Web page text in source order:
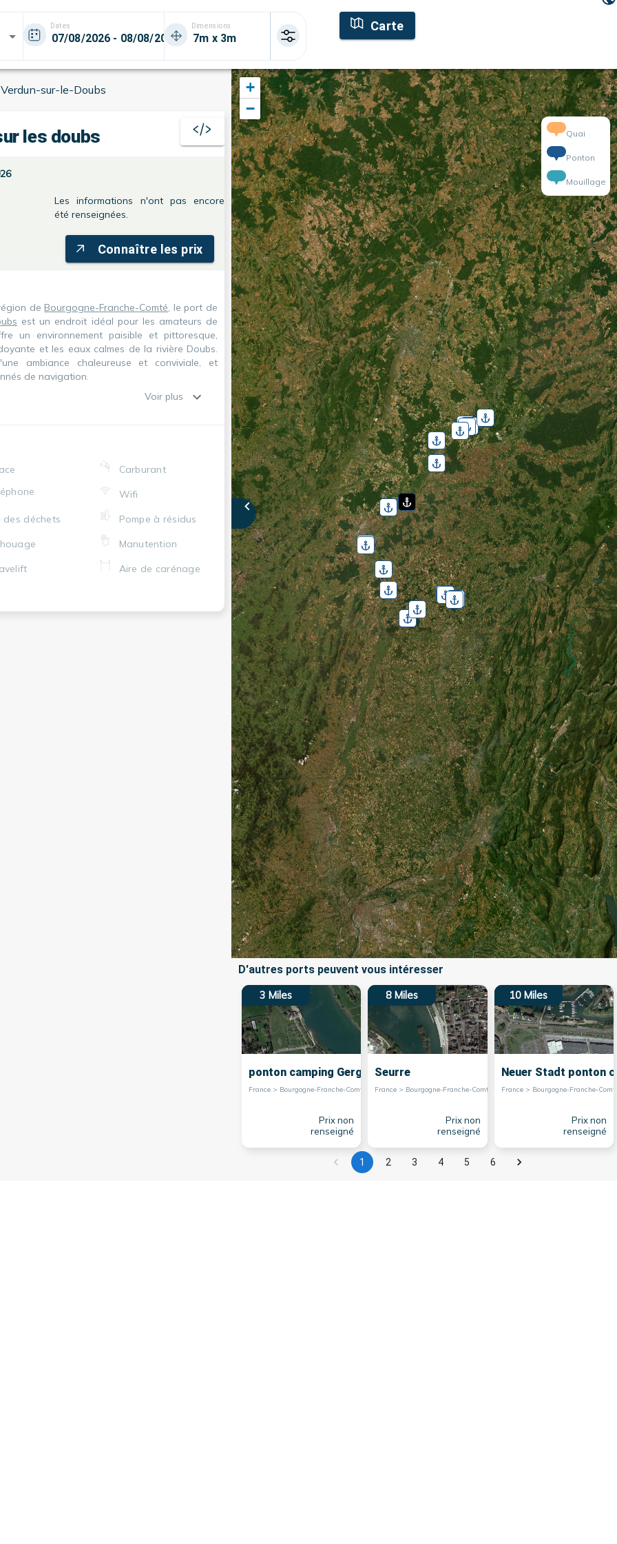
Dates Dimensions Carte
Verdun-sur-le-Doubs
les doubs
Les informations n'ont pas encore
été renseignées.
Connaître les prix
de Bourgogne-Franche-Comté, le port de
est un endroit idéal pour les amateurs de
un environnement paisible et pittoresque,
et les eaux calmes de la rivière Doubs.
ambiance chaleureuse et conviviale, et
de navigation.
Voir plus
Carburant
Wifi
des déchets
Pompe à résidus
Manutention
Aire de carénage
+
−
Quai
Ponton
Mouillage
D'autres ports peuvent vous intéresser
3 Miles
ponton camping Gergy
Prix non
renseigné
8 Miles
Seurre
Prix non
renseigné
10 Miles
Neuer Stadt ponton
Prix non
renseigné
1 2 3 4 5 6